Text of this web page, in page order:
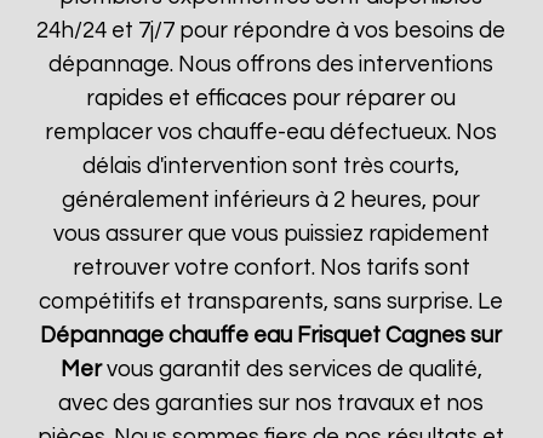
24h/24 et 7j/7 pour répondre à vos besoins de
dépannage. Nous offrons des interventions
rapides et efficaces pour réparer ou
remplacer vos chauffe-eau défectueux. Nos
délais d'intervention sont très courts,
généralement inférieurs à 2 heures, pour
vous assurer que vous puissiez rapidement
retrouver votre confort. Nos tarifs sont
compétitifs et transparents, sans surprise. Le
Dépannage chauffe eau Frisquet Cagnes sur
Mervous garantit des services de qualité,
avec des garanties sur nos travaux et nos